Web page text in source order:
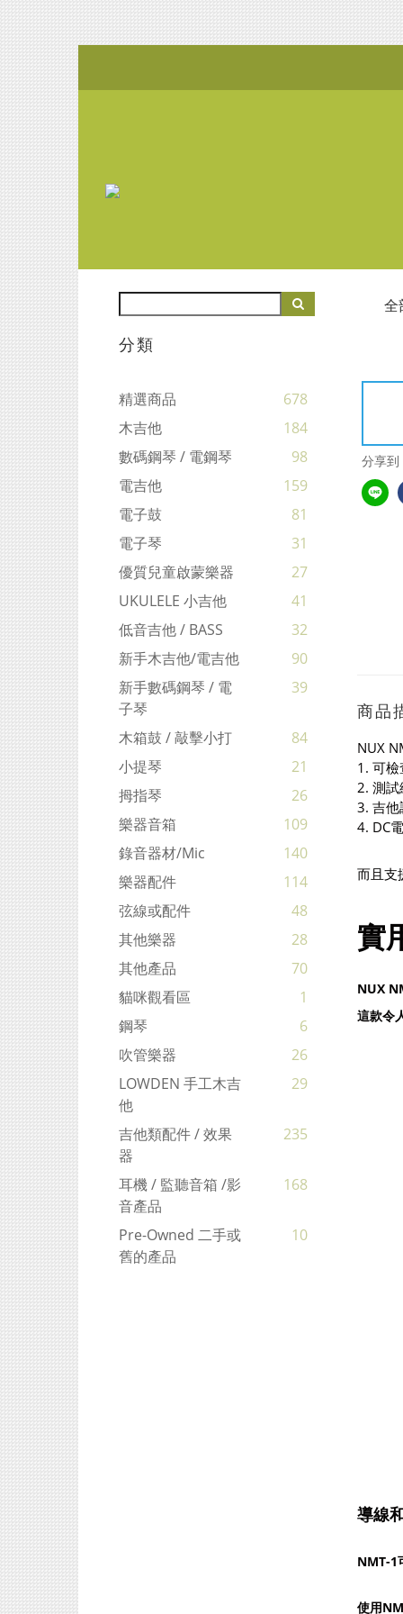
分類
精選商品
678
木吉他
184
數碼鋼琴 / 電鋼琴
98
電吉他
159
電子鼓
81
電子琴
31
優質兒童啟蒙樂器
27
UKULELE 小吉他
41
低音吉他 / BASS
32
新手木吉他/電吉他
90
新手數碼鋼琴 / 電
子琴
39
木箱鼓 / 敲擊小打
84
小提琴
21
拇指琴
26
樂器音箱
109
錄音器材/mic
140
樂器配件
114
弦線或配件
48
其他樂器
28
其他產品
70
貓咪觀看區
1
鋼琴
6
吹管樂器
26
LOWDEN 手工木吉
他
29
吉他類配件 / 效果
器
235
耳機 / 監聽音箱 /影
音產品
168
Pre-Owned 二手或
舊的產品
10
全
分享到
商品
NUX
1. 可
2. 測
3. 吉他
4. DC
而且支
實
NUX
這款令
導線
NMT-1
使用